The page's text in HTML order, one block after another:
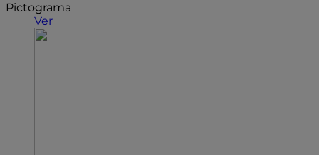
Pictograma
Ver